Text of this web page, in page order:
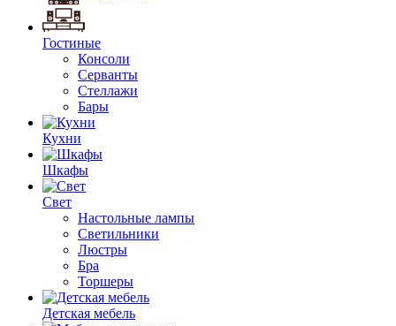
Гостиные
Консоли
Серванты
Стеллажи
Бары
Кухни
Шкафы
Свет
Настольные лампы
Светильники
Люстры
Бра
Торшеры
Детская мебель